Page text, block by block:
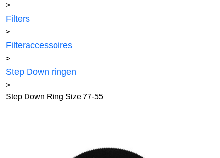
>
Filters
>
Filteraccessoires
>
Step Down ringen
>
Step Down Ring Size 77-55